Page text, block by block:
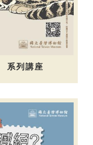
系列講座